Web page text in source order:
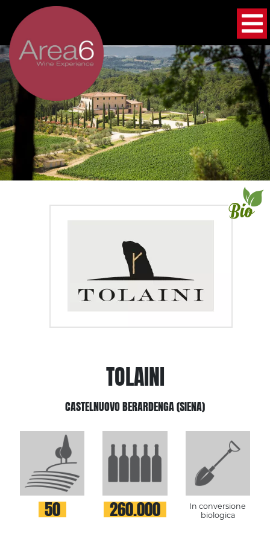
TOLAINI
CASTELNUOVO BERARDENGA (SIENA)
50 260.000
In conversione
biologica